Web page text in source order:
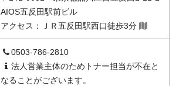
AIOS五反田駅前ビル
アクセス：ＪＲ五反田駅西口徒歩3分
0503-786-2810
法人営業主体のためトナー担当が不在と
なることがございます。